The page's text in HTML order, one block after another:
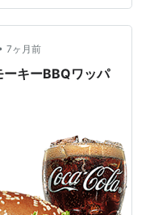
楽しめそう。本編
分に…
7ヶ月前
ーキーBBQワッパ